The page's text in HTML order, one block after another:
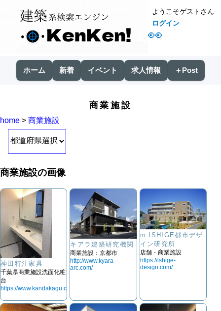
👀
ようこそゲストさん
ログイン
ホーム 新着 イベント 求人情報 ＋Post
商業施設
home > 商業施設
商業施設の画像
神田特注家具
千葉県商業施設洗面化粧
台
https://www.kandakagu.com/
キアラ建築研究機関
商業施設：京都市
http://www.kyara-
arc.com/
m.ISHIGE都市デザ
イン研究所
店舗・商業施設
https://ishige-
design.com/